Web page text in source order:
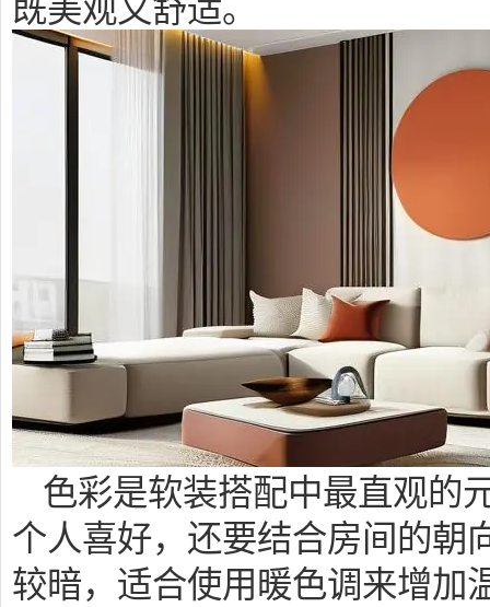
色彩是软装搭配中最直观的
个人喜好，还要结合房间的朝
较暗，适合使用暖色调来增加